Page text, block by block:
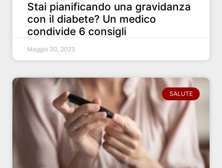
Stai pianificando una gravidanza
con il diabete? Un medico
condivide 6 consigli
Maggio 30, 2023
SALUTE